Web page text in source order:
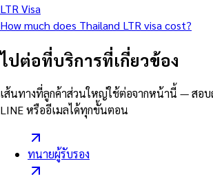
LTR Visa
How much does Thailand LTR visa cost?
ไปต่อที่บริการที่เกี่ยวข้อง
เส้นทางที่ลูกค้าส่วนใหญ่ใช้ต่อจากหน้านี้ — สอ
LINE หรืออีเมลได้ทุกขั้นตอน
ทนายผู้รับรอง